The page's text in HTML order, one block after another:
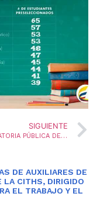
SIGUIENTE
CONVOCATORIA PÚBLICA DE PRESTADORES DE SERVICO PÚBLICO EDUCATIVO
DE AUXILIARES DE
LA CITHS, DIRIGIDO
EL TRABAJO Y EL